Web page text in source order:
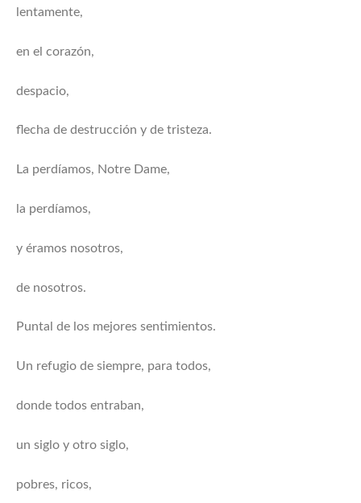
lentamente,
en el corazón,
despacio,
flecha de destrucción y de tristeza.
La perdíamos, Notre Dame,
la perdíamos,
y éramos nosotros,
de nosotros.
Puntal de los mejores sentimientos.
Un refugio de siempre, para todos,
donde todos entraban,
un siglo y otro siglo,
pobres, ricos,